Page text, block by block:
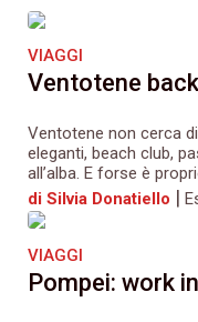
VIAGGI
Ventotene
Ventotene non cerca
eleganti, beach club,
all’alba. E forse è
di Silvia Donatiello |
VIAGGI
Pompei: work